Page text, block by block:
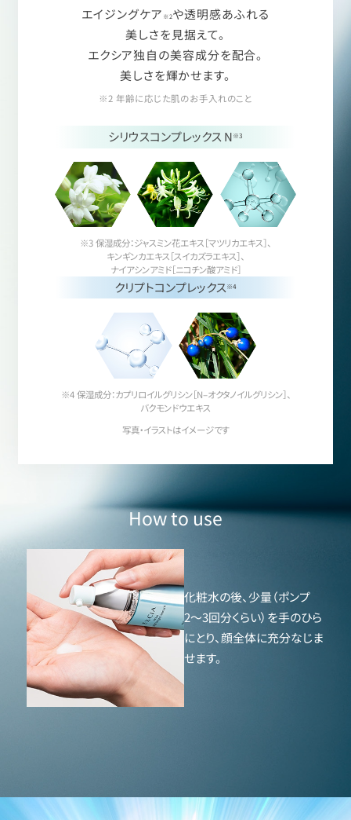
エイジングケア ※2や透明感あふれる
美しさを見据えて。
エクシア独自の美容成分を配合。
美しさを輝かせます。
※2 年齢に応じた肌のお手入れのこと
シリウスコンプレックス N※3
※3 保湿成分：ジャスミン花エキス［マツリカエキス］、
キンギンカエキス［スイカズラエキス］、
ナイアシンアミド［ニコチン酸アミド］
クリプトコンプレックス※4
※4 保湿成分：カプリロイルグリシン［N–オクタノイルグリシン］、
バクモンドウエキス
写真・イラストはイメージです
How to use
化粧水の後、少量（ポンプ
2〜3回分くらい）を手のひら
にとり、顔全体に充分なじま
せます。